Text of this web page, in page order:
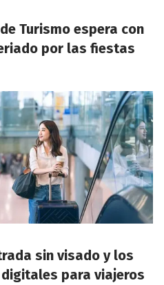
Turismo espera con
por las fiestas
sin visado y los
para viajeros